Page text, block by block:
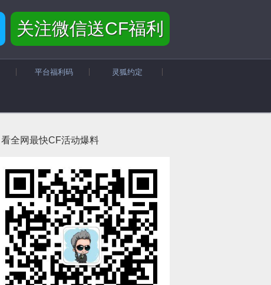
关注微信送CF福利
平台福利码 灵狐约定
看全网最快CF活动爆料